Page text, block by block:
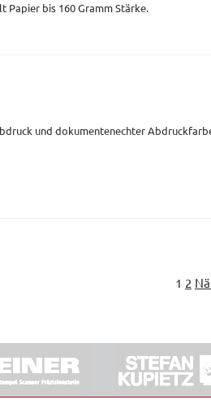
Papier bis 160 Gramm Stärke.
und dokumentenechter
1 2